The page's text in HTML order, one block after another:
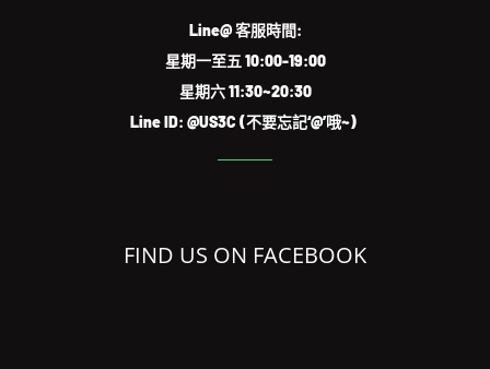
Line@ 客服時間:
星期一至五 10:00-19:00
星期六 11:30~20:30
Line ID: @US3C (不要忘記‘@’哦~)
FIND US ON FACEBOOK